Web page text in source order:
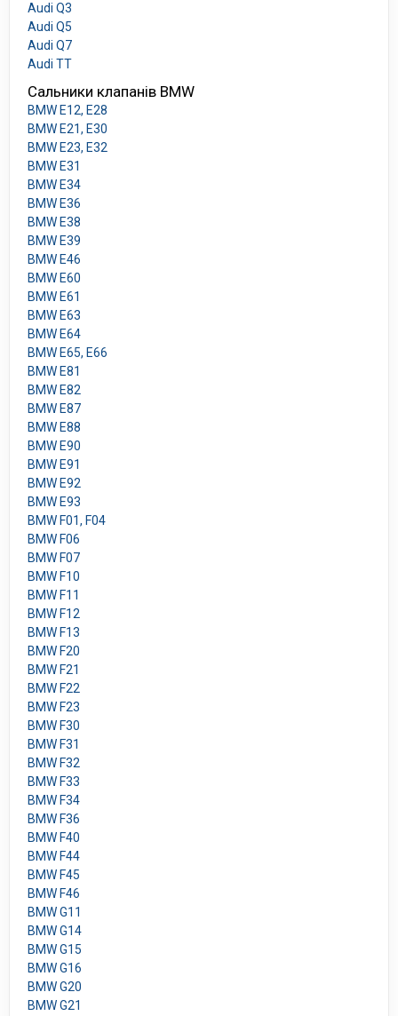
Audi Q3
Audi Q5
Audi Q7
Audi TT
Сальники клапанів BMW
BMW E12, E28
BMW E21, E30
BMW E23, E32
BMW E31
BMW E34
BMW E36
BMW E38
BMW E39
BMW E46
BMW E60
BMW E61
BMW E63
BMW E64
BMW E65, E66
BMW E81
BMW E82
BMW E87
BMW E88
BMW E90
BMW E91
BMW E92
BMW E93
BMW F01, F04
BMW F06
BMW F07
BMW F10
BMW F11
BMW F12
BMW F13
BMW F20
BMW F21
BMW F22
BMW F23
BMW F30
BMW F31
BMW F32
BMW F33
BMW F34
BMW F36
BMW F40
BMW F44
BMW F45
BMW F46
BMW G11
BMW G14
BMW G15
BMW G16
BMW G20
BMW G21